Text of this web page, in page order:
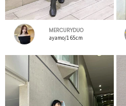
MERCURYDUO
ayamo/165cm